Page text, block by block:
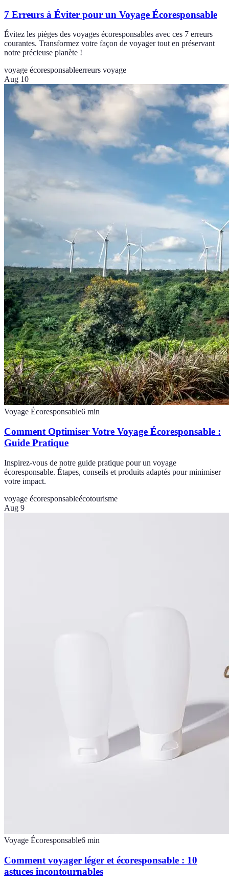
7 Erreurs à Éviter pour un Voyage Écoresponsable
Évitez les pièges des voyages écoresponsables avec ces 7 erreurs
courantes. Transformez votre façon de voyager tout en préservant
notre précieuse planète !
voyage écoresponsableerreurs voyage
Aug 10
Voyage Écoresponsable6 min
Comment Optimiser Votre Voyage Écoresponsable :
Guide Pratique
Inspirez-vous de notre guide pratique pour un voyage
écoresponsable. Étapes, conseils et produits adaptés pour minimiser
votre impact.
voyage écoresponsableécotourisme
Aug 9
Voyage Écoresponsable6 min
Comment voyager léger et écoresponsable : 10
astuces incontournables